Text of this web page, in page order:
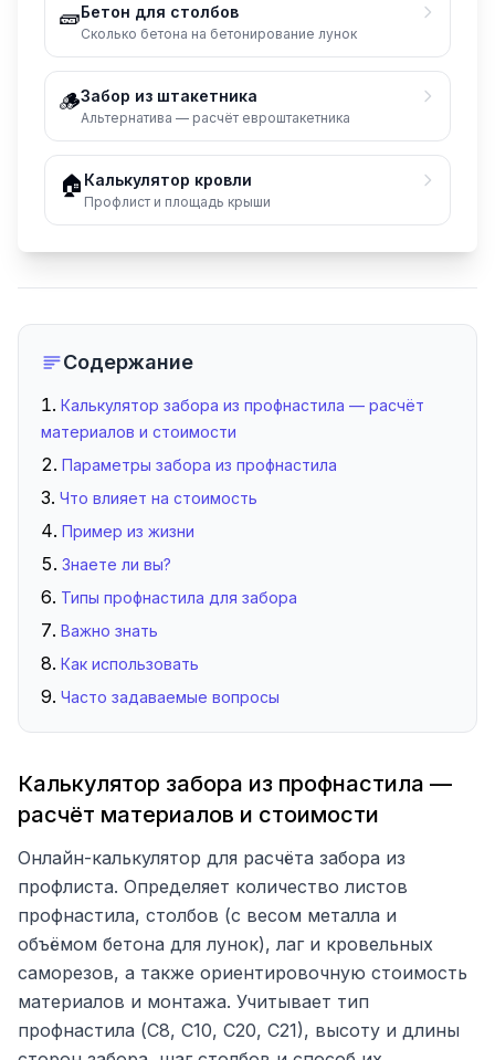
🧱Бетон для столбов
Сколько бетона на бетонирование лунок
🪵Забор из штакетника
Альтернатива — расчёт евроштакетника
🏠 Калькулятор кровли
Профлист и площадь крыши
Содержание
Калькулятор забора из профнастила — расчёт
материалов и стоимости
Параметры забора из профнастила
Что влияет на стоимость
Пример из жизни
Знаете ли вы?
Типы профнастила для забора
Важно знать
Как использовать
Часто задаваемые вопросы
Калькулятор забора из профнастила —
расчёт материалов и стоимости
Онлайн-калькулятор для расчёта забора из
профлиста. Определяет количество листов
профнастила, столбов (с весом металла и
объёмом бетона для лунок), лаг и кровельных
саморезов, а также ориентировочную стоимость
материалов и монтажа. Учитывает тип
профнастила (С8, С10, С20, С21), высоту и длины